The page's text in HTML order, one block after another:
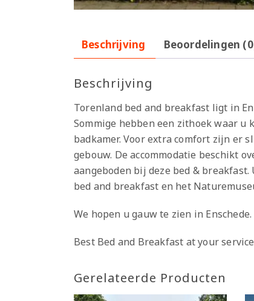
Beschrijving Beoordelingen
Beschrijving
Torenland bed and breakfast ligt in
Sommige hebben een zithoek waar u
badkamer. Voor extra comfort zijn er
gebouw. De accommodatie beschikt
aangeboden bij deze bed &
bed and breakfast en het
We hopen u gauw te zien in Enschede.
Best Bed and Breakfast at your
Gerelateerde Producten